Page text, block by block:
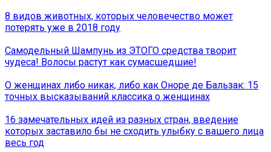
8 видов животных, которых человечество может
потерять уже в 2018 году
Самодельный Шампунь из ЭТОГО средства творит
чудеса! Волосы растут как сумасшедшие!
О женщинах либо никак, либо как Оноре де Бальзак: 15
точных высказываний классика о женщинах
16 замечательных идей из разных стран, введение
которых заставило бы не сходить улыбку с вашего лица
весь год